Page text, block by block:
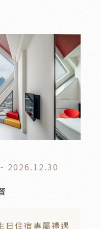
2026.12.30
住宿專屬禮遇